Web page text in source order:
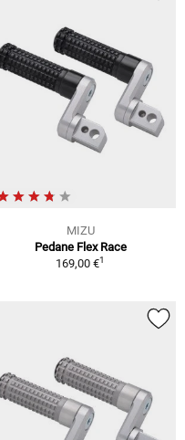
MIZU
Pedane Flex Race
169,00 €1